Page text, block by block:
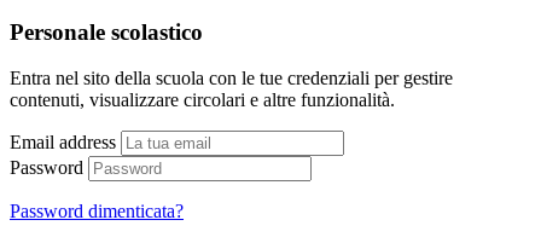
Personale scolastico
Entra nel sito della scuola con le tue credenziali per gestire
contenuti, visualizzare circolari e altre funzionalità.
Email address
Password
Password dimenticata?